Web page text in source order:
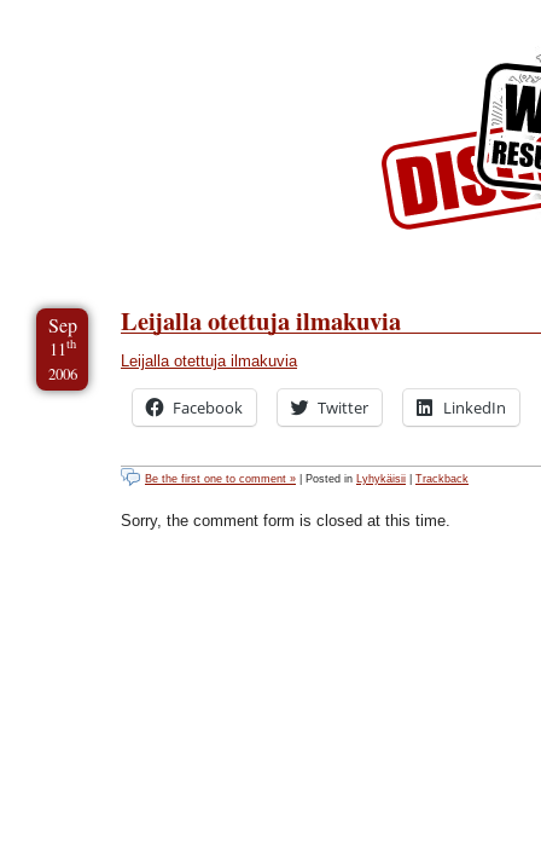
Sep
11th
2006
Leijalla otettuja ilmakuvia
Leijalla otettuja ilmakuvia
Facebook Twitter LinkedIn
Be the first one to comment » | Posted in Lyhykäisii Trackback
Sorry, the comment form is closed at this time.